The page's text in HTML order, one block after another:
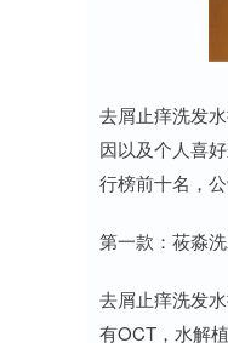
去屑止痒洗发
因以及个人喜
行榜前十名，
第一款：莜淼
去屑止痒洗发
有OCT，水解